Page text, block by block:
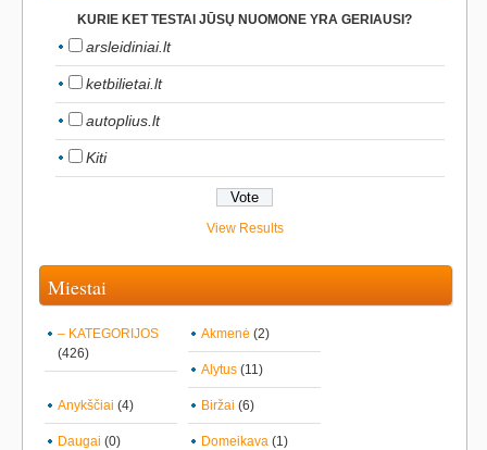
KURIE KET TESTAI JŪSŲ NUOMONE YRA GERIAUSI?
arsleidiniai.lt
ketbilietai.lt
autoplius.lt
Kiti
View Results
Miestai
– KATEGORIJOS
(426)
Akmenė (2)
Alytus (11)
Anykščiai (4) Biržai (6)
Daugai (0) Domeikava (1)